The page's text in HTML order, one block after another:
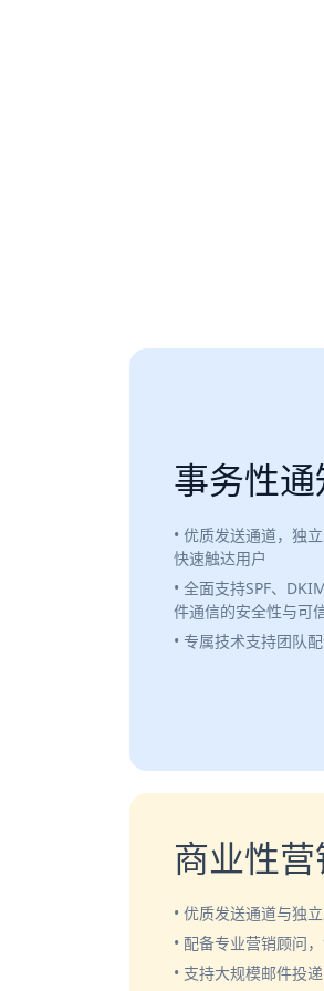
事务性
• 优质发送通道，独
快速触达用户
• 全面支持SPF、
件通信的安全性与可
• 专属技术支持团队
商业性
• 优质发送通道与独
• 配备专业营销顾问
• 支持大规模邮件投